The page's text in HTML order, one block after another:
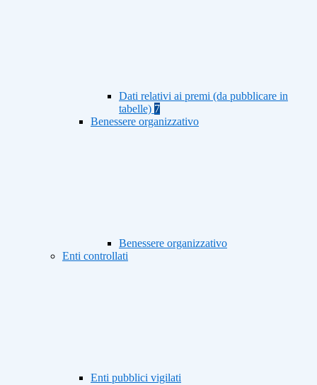
Dati relativi ai premi (da pubblicare in
tabelle) 7
Benessere organizzativo
Benessere organizzativo
Enti controllati
Enti pubblici vigilati